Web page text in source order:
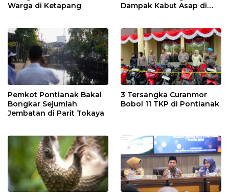
Warga di Ketapang
Dampak Kabut Asap di
Pemkot Pontianak Bakal
Bongkar Sejumlah
Jembatan di Parit Tokaya
3 Tersangka Curanmor
Bobol 11 TKP di Pontianak